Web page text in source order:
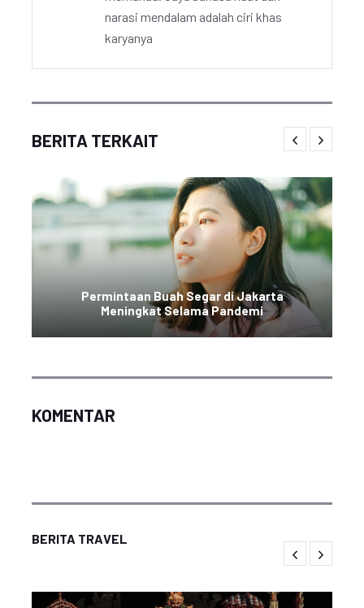
narasi mendalam adalah ciri khas
karyanya
BERITA TERKAIT
Permintaan Buah Segar di Jakarta
Meningkat Selama Pandemi
KOMENTAR
BERITA TRAVEL